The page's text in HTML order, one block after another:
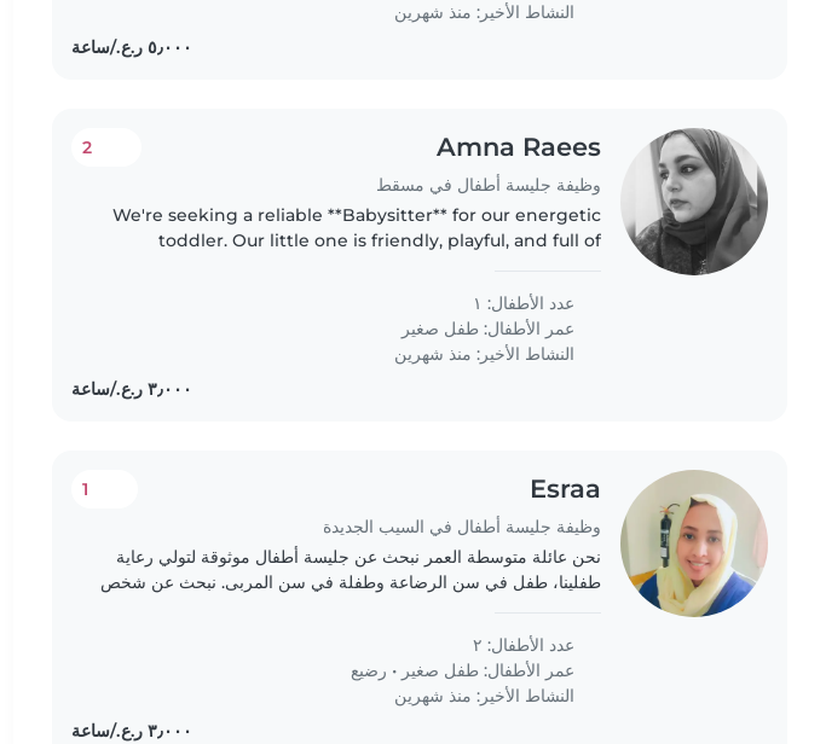
النشاط الأخير: منذ شهرين
Amna Raees
وظيفة جليسة أطفال في مسقط
2
We're seeking a reliable **Babysitter** for our energetic
toddler. Our little one is friendly, playful, and full of
homework assistance...
عدد الأطفال: ١
عمر الأطفال: طفل صغير
النشاط الأخير: منذ شهرين
Esraa
وظيفة جليسة أطفال في السيب الجديدة
1
نحن عائلة متوسطة العمر نبحث عن جليسة أطفال موثوقة لتولي رعاية
طفلينا، طفل في سن الرضاعة وطفلة في سن المربى. نبحث عن شخص
عدد الأطفال: ٢
عمر الأطفال: طفل صغير • رضيع
النشاط الأخير: منذ شهرين